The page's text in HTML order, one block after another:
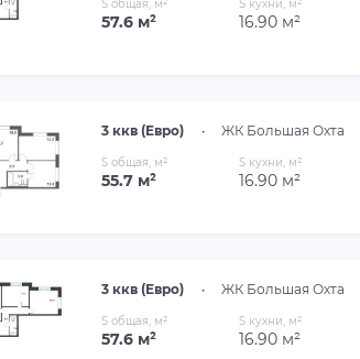
S общая, м²
57.6 м²
S кухни, м²
16.90 м²
3 ккв (Евро) • ЖК Большая Охта
S общая, м²
55.7 м²
S кухни, м²
16.90 м²
3 ккв (Евро) • ЖК Большая Охта
S общая, м²
57.6 м²
S кухни, м²
16.90 м²